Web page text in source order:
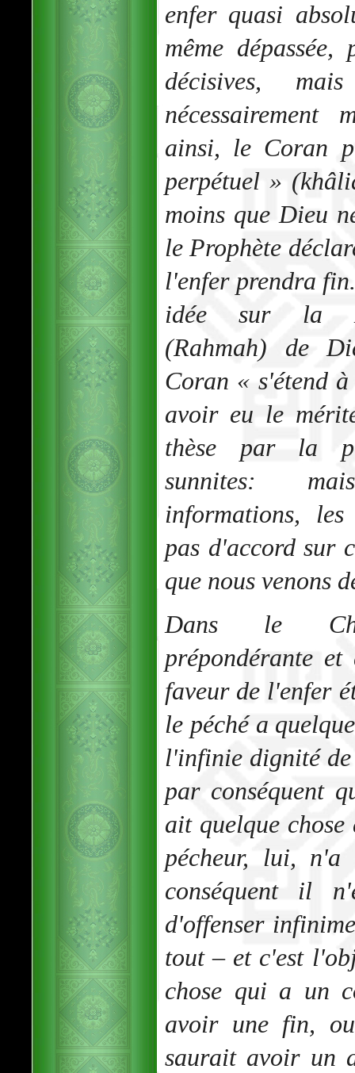
enfer quasi
même
décisives,
ainsi, le Coran
perpétuel » (
moins que Dieu
le Prophète
l'enfer prendra
idée sur la
(Rahmah) de
Coran « s'étend
avoir eu le
thèse par la
sunnites:
informations,
pas d'accord sur
que nous venons
Dans le
prépondérante
faveur de l'enfer
le péché a
l'infinie dignité
par conséquent
ait quelque
pécheur, lui,
conséquent il
d'offenser
tout – et c'est
chose qui a un
avoir une fin,
saurait avoir un